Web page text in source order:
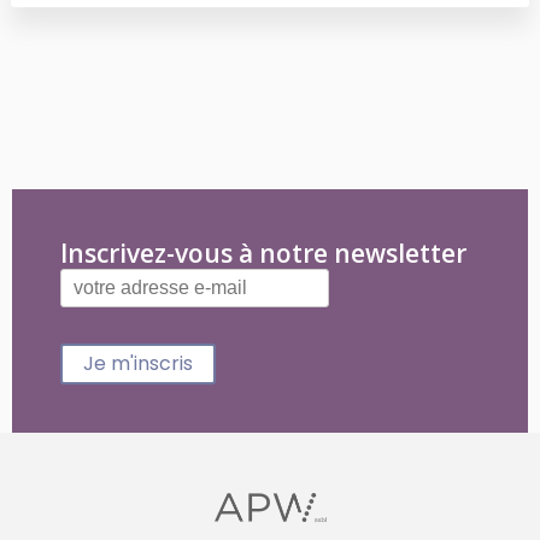
Inscrivez-vous à notre newsletter
Je m'inscris